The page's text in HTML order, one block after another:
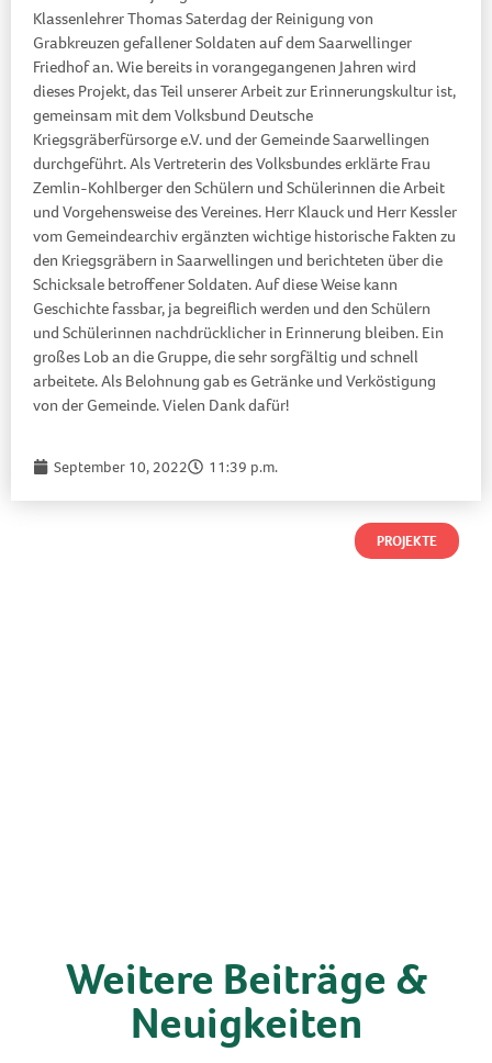
Klassenlehrer Thomas Saterdag der Reinigung von
Grabkreuzen gefallener Soldaten auf dem Saarwellinger
Friedhof an. Wie bereits in vorangegangenen Jahren wird
dieses Projekt, das Teil unserer Arbeit zur Erinnerungskultur ist,
gemeinsam mit dem Volksbund Deutsche
Kriegsgräberfürsorge e.V. und der Gemeinde Saarwellingen
durchgeführt. Als Vertreterin des Volksbundes erklärte Frau
Zemlin-Kohlberger den Schülern und Schülerinnen die Arbeit
und Vorgehensweise des Vereines. Herr Klauck und Herr Kessler
vom Gemeindearchiv ergänzten wichtige historische Fakten zu
den Kriegsgräbern in Saarwellingen und berichteten über die
Schicksale betroffener Soldaten. Auf diese Weise kann
Geschichte fassbar, ja begreiflich werden und den Schülern
und Schülerinnen nachdrücklicher in Erinnerung bleiben. Ein
großes Lob an die Gruppe, die sehr sorgfältig und schnell
arbeitete. Als Belohnung gab es Getränke und Verköstigung
von der Gemeinde. Vielen Dank dafür!
September 10, 2022 11:39 p.m.
PROJEKTE
Weitere Beiträge &
Neuigkeiten